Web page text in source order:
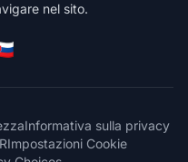
nel sito.
Informativa sulla privacy
Impostazioni Cookie